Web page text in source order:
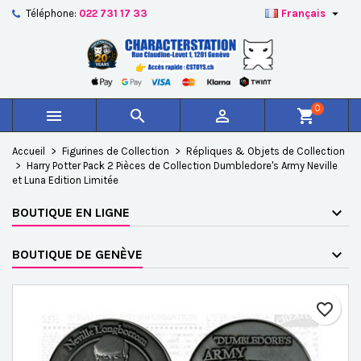
Téléphone: 022 731 17 33 Français 
   shopping_cart0
Accueil Figurines de Collection
Répliques & Objets de Collection
Harry Potter Pack 2 Pièces de Collection Dumbledore's Army Neville
et Luna Edition Limitée
BOUTIQUE EN LIGNE
BOUTIQUE DE GENÈVE
favorite_border
Créer une nouvelle liste
Nom de la liste d'envies
Annuler Créer une liste d'envies
Vous devez être connecté pour ajouter des produits à
votre liste d'envies.